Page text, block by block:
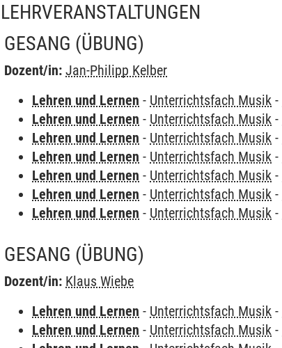
LEHRVERANSTALTUNGEN
GESANG (ÜBUNG)
Dozent/in: Jan-Philipp Kelber
Lehren und Lernen - Unterrichtsfach Musik -
Lehren und Lernen - Unterrichtsfach Musik -
Lehren und Lernen - Unterrichtsfach Musik -
Lehren und Lernen - Unterrichtsfach Musik -
Lehren und Lernen - Unterrichtsfach Musik -
Lehren und Lernen - Unterrichtsfach Musik -
Lehren und Lernen - Unterrichtsfach Musik -
GESANG (ÜBUNG)
Dozent/in: Klaus Wiebe
Lehren und Lernen - Unterrichtsfach Musik -
Lehren und Lernen - Unterrichtsfach Musik -